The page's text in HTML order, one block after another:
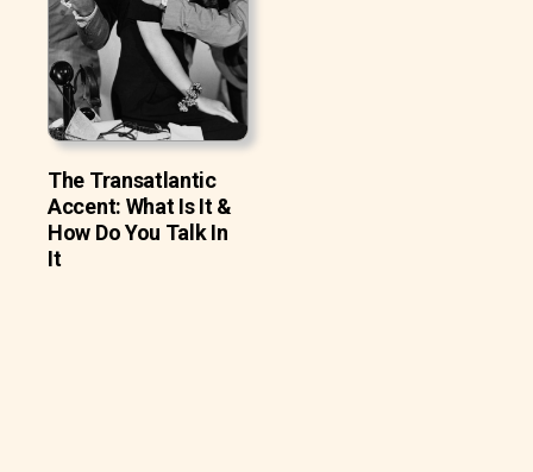
The Transatlantic
Accent: What Is It &
How Do You Talk In
It